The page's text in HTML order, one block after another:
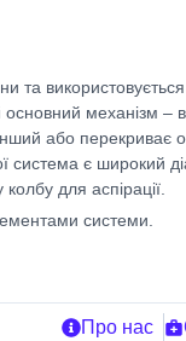
та
механізм –
або
система є широкий
для аспірації.
системи.
Про нас